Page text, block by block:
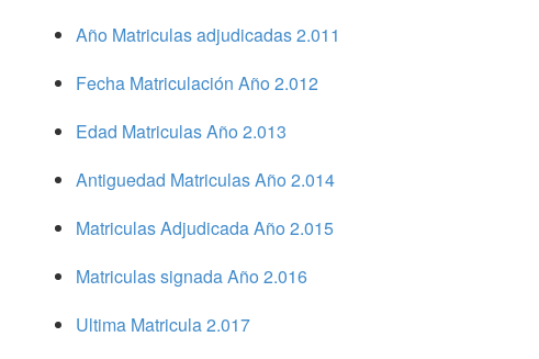
Año Matriculas adjudicadas 2.011
Fecha Matriculación Año 2.012
Edad Matriculas Año 2.013
Antiguedad Matriculas Año 2.014
Matriculas Adjudicada Año 2.015
Matriculas signada Año 2.016
Ultima Matricula 2.017